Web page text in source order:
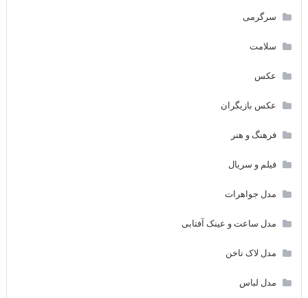
سرگرمی
سلامت
عکس
عکس بازیگران
فرهنگ و هنر
فیلم و سریال
مدل جواهرات
مدل ساعت و عینک آفتابی
مدل لاک ناخن
مدل لباس